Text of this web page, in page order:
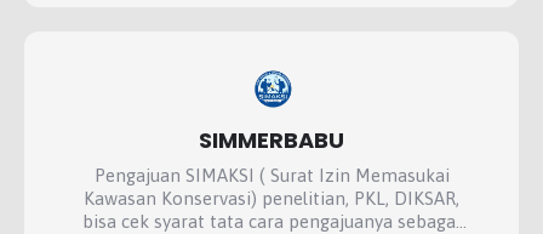
SIMMERBABU
Pengajuan SIMAKSI ( Surat Izin Memasukai
Kawasan Konservasi) penelitian, PKL, DIKSAR,
bisa cek syarat tata cara pengajuanya sebagai